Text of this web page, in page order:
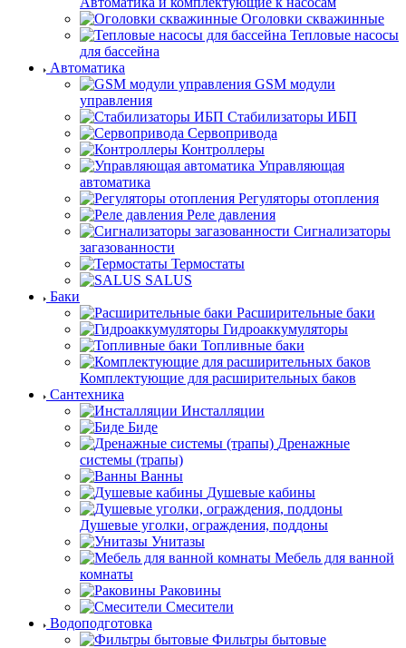
Оголовки скважинные
Тепловые насосы
для бассейна
Автоматика
GSM модули
управления
Стабилизаторы ИБП
Сервопривода
Контроллеры
Управляющая
автоматика
Регуляторы отопления
Реле давления
Сигнализаторы
загазованности
Термостаты
SALUS
Баки
Расширительные баки
Гидроаккумуляторы
Топливные баки
Комплектующие для расширительных баков
Сантехника
Инсталляции
Биде
Дренажные
системы (трапы)
Ванны
Душевые кабины
Душевые уголки, ограждения, поддоны
Унитазы
Мебель для ванной
комнаты
Раковины
Смесители
Водоподготовка
Фильтры бытовые